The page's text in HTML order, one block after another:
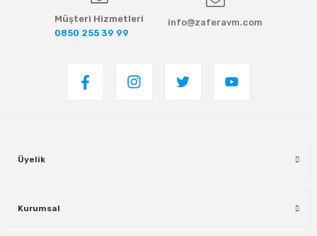
Müşteri Hizmetleri
0850 255 39 99
info@zaferavm.com
Üyelik
Kurumsal